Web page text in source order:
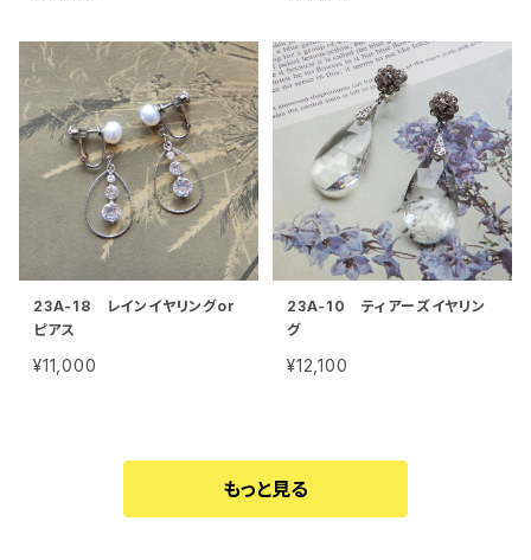
23A-18 レインイヤリングor
ピアス
¥11,000
23A-10 ティアーズイヤリン
グ
¥12,100
もっと見る